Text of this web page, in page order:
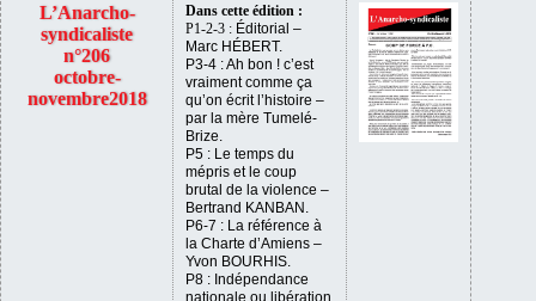
L’Anarcho-
syndicaliste
n°206
octobre-
novembre2018
Dans cette édition :
P1-2-3 : Éditorial –
Marc HÉBERT.
P3-4 : Ah bon ! c’est
vraiment comme ça
qu’on écrit l’histoire –
par la mère Tumelé-
Brize.
P5 : Le temps du
mépris et le coup
brutal de la violence –
Bertrand KANBAN.
P6-7 : La référence à
la Charte d’Amiens –
Yvon BOURHIS.
P8 : Indépendance
nationale ou libération